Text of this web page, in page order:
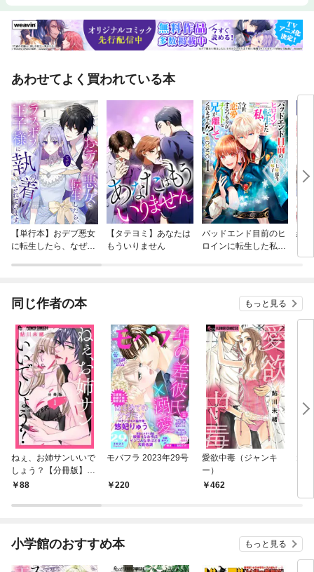
あわせてよく買われている本
【単行本】おデブ悪女
に転生したら、なぜか
【タテヨミ】あなたは
もういりません
バッドエンド目前のヒ
ロインに転生した私、
結
同じ作者の本 もっと見る
ねぇ、お姉サンいいで
しょう？【分冊版】
（１）
88
モバフラ 2023年29号
220
愛欲中毒（ジャンキ
ー）
462
ね
小学館のおすすめ本 もっと見る